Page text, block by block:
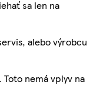
sa len na
alebo výrobcu
nemá vplyv na